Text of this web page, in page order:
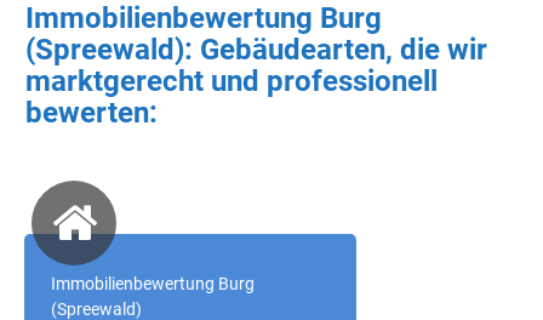
Immobilienbewertung Burg
(Spreewald): Gebäudearten, die wir
marktgerecht und professionell
bewerten:
Immobilienbewertung Burg
(Spreewald)